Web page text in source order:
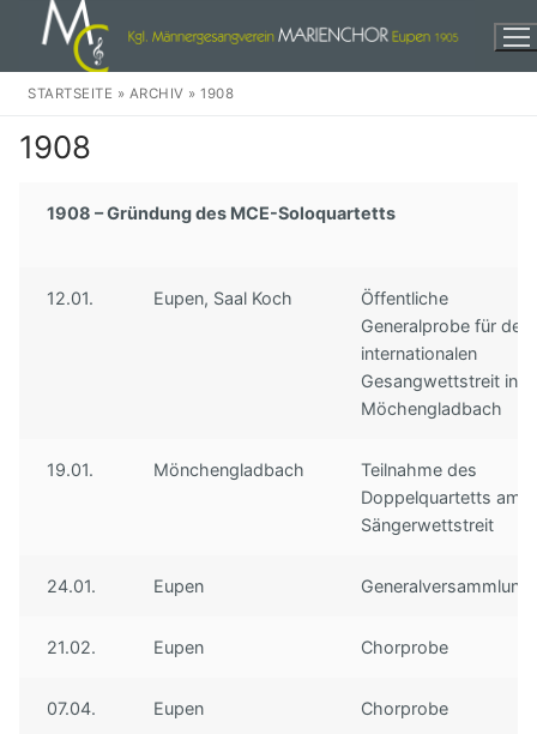
Inhalt
springen
Events
Unser Dirigent
In der Stadt
Audio
STARTSEITE » ARCHIV »1908
1908
1908 – Gründung des MCE-Soloquartetts
12.01. Eupen, Saal Koch
Öffentliche
Generalprobe für den
internationalen
Gesangwettstreit in
Möchengladbach
19.01. Mönchengladbach
Teilnahme des
Doppelquartetts am
Sängerwettstreit
24.01. Eupen Generalversammlung
21.02. Eupen Chorprobe
07.04. Eupen Chorprobe